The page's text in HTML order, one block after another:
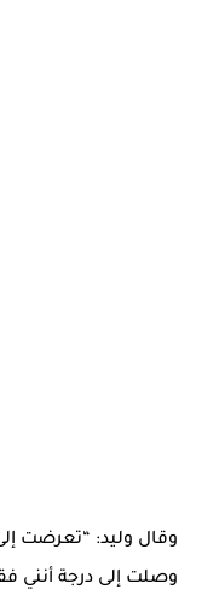
وقال وليد: “تعرضت
وصلت إلى درجة أنني